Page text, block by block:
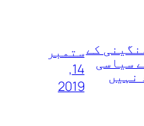
کے
سیاسی
نہیں
ستمبر
14,
2019